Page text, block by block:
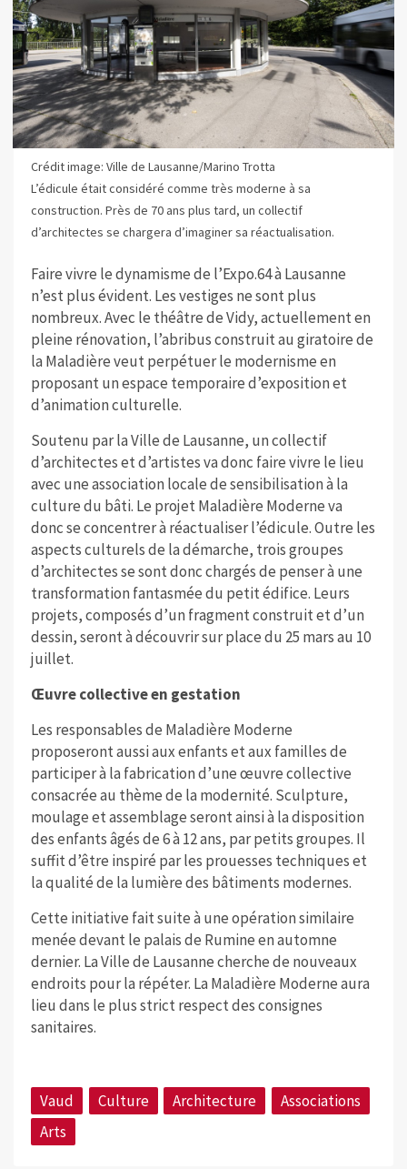
Crédit image: Ville de Lausanne/Marino Trotta
L’édicule était considéré comme très moderne à sa
construction. Près de 70 ans plus tard, un collectif
d’architectes se chargera d’imaginer sa réactualisation.
Faire vivre le dynamisme de l’Expo.64 à Lausanne
n’est plus évident. Les vestiges ne sont plus
nombreux. Avec le théâtre de Vidy, actuellement en
pleine rénovation, l’abribus construit au giratoire de
la Maladière veut perpétuer le modernisme en
proposant un espace temporaire d’exposition et
d’animation culturelle.
Soutenu par la Ville de Lausanne, un collectif
d’architectes et d’artistes va donc faire vivre le lieu
avec une association locale de sensibilisation à la
culture du bâti. Le projet Maladière Moderne va
donc se concentrer à réactualiser l’édicule. Outre les
aspects culturels de la démarche, trois groupes
d’architectes se sont donc chargés de penser à une
transformation fantasmée du petit édifice. Leurs
projets, composés d’un fragment construit et d’un
dessin, seront à découvrir sur place du 25 mars au 10
juillet.
Œuvre collective en gestation
Les responsables de Maladière Moderne
proposeront aussi aux enfants et aux familles de
participer à la fabrication d’une œuvre collective
consacrée au thème de la modernité. Sculpture,
moulage et assemblage seront ainsi à la disposition
des enfants âgés de 6 à 12 ans, par petits groupes. Il
suffit d’être inspiré par les prouesses techniques et
la qualité de la lumière des bâtiments modernes.
Cette initiative fait suite à une opération similaire
menée devant le palais de Rumine en automne
dernier. La Ville de Lausanne cherche de nouveaux
endroits pour la répéter. La Maladière Moderne aura
lieu dans le plus strict respect des consignes
sanitaires.
Vaud Culture Architecture
Associations
Arts